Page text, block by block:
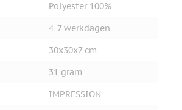
Polyester 100%
4-7 werkdagen
30x30x7 cm
31 gram
IMPRESSION